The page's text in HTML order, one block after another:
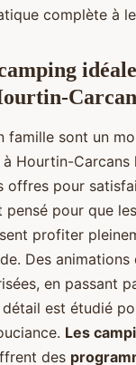
complète à
famille sont un
Hourtin-
offres pour
pensé pour que les
profiter
Des animations
en passant
est étudié
Les
des